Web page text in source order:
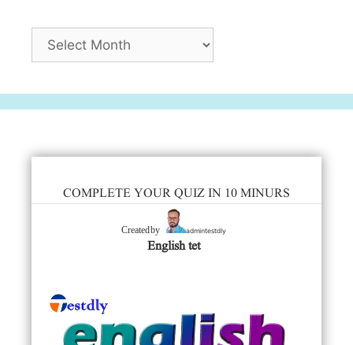
Archives
COMPLETE YOUR QUIZ IN 10 MINURS
Created by admintestdly
English tet